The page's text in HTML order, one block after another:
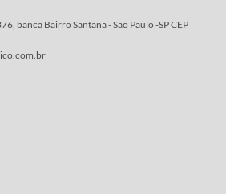
banca Bairro Santana - São Paulo -SP CEP